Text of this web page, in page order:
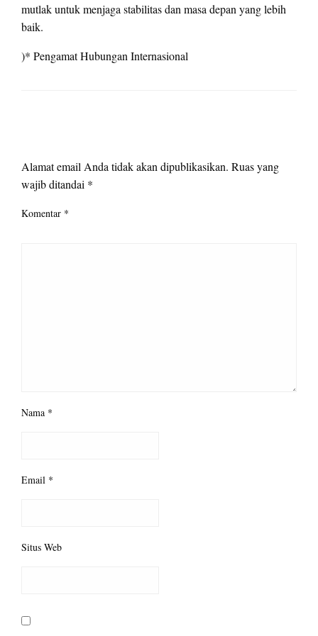
mutlak untuk menjaga stabilitas dan masa depan yang lebih
baik.
)* Pengamat Hubungan Internasional
Alamat email Anda tidak akan dipublikasikan. Ruas yang
wajib ditandai *
Komentar *
Nama *
Email *
Situs Web